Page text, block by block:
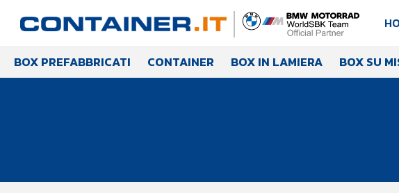
BOX PREFABBRICATI CONTAINER BOX IN LAMIERA BOX SU